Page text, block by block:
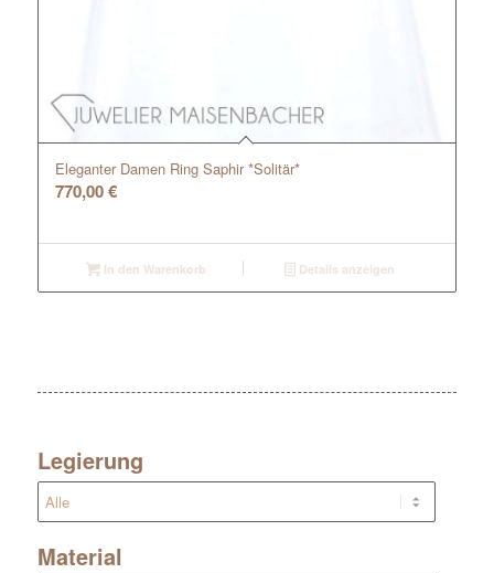
Eleganter Damen Ring Saphir *Solitär*
770,00€
In den Warenkorb Details anzeigen
Legierung
Material